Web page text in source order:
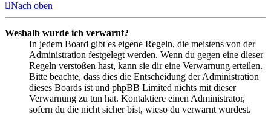
Nach oben
Weshalb wurde ich verwarnt?
In jedem Board gibt es eigene Regeln, die meistens von der
Administration festgelegt werden. Wenn du gegen eine dieser
Regeln verstoßen hast, kann sie dir eine Verwarnung erteilen.
Bitte beachte, dass dies die Entscheidung der Administration
dieses Boards ist und phpBB Limited nichts mit dieser
Verwarnung zu tun hat. Kontaktiere einen Administrator,
sofern du die nicht sicher bist, wieso du verwarnt wurdest.